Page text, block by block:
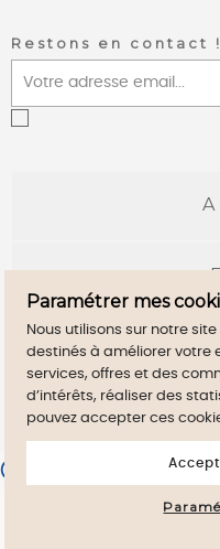
Restons en contact !
A
Merchant approved by
to display attestation.
Paramétrer mes
Nous utilisons sur notre
destinés à améliorer votre
services, offres et des
d’intérêts, réaliser des
pouvez accepter ces